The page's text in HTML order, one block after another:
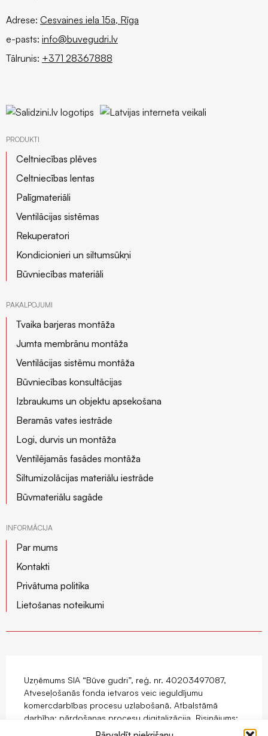
Adrese: Cesvaines iela 15a, Rīga
e-pasts: info@buvegudri.lv
Tālrunis: +371 28367888
PRODUKTI
Celtniecības plēves
Celtniecības lentas
Palīgmateriāli
Ventilācijas sistēmas
Rekuperatori
Kondicionieri un siltumsūkņi
Būvniecības materiāli
PAKALPOJUMI
Tvaika barjeras montāža
Jumta membrānu montāža
Ventilācijas sistēmu montāža
Būvniecības konsultācijas
Izbraukums un objektu apsekošana
Beramās vates iestrāde
Logi, durvis un montāža
Ventilējamās fasādes montāža
Siltumizolācijas materiālu iestrāde
Būvmateriālu sagāde
INFORMĀCIJA
Par mums
Kontakti
Privātuma politika
Lietošanas noteikumi
Uzņēmums SIA “Būve gudri”, reģ. nr. 40203497087,
Atveseļošanās fonda ietvaros veic ieguldījumu
komercdarbības procesu uzlabošanā. Atbalstāmā
darbība: pārdošanas procesu digitalizācija. Risinājums:
mājaslapas ar e-komercijas funkcionalitāti izstrāde.